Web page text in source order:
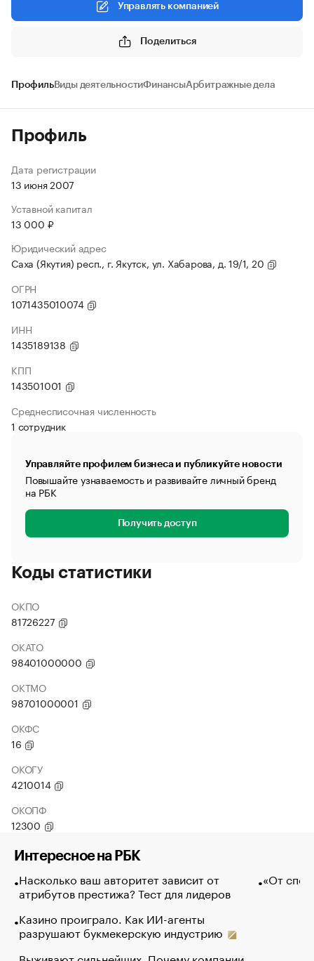
Управлять компанией
Поделиться
ПрофильВиды деятельностиФинансыАрбитражные дела
Профиль
Дата регистрации
13 июня 2007
Уставной капитал
13 000 ₽
Юридический адрес
Саха (Якутия) респ., г. Якутск, ул. Хабарова, д. 19/1, 20
ОГРН
1071435010074
ИНН
1435189138
КПП
143501001
Среднесписочная численность
1 сотрудник
Управляйте профилем бизнеса и публикуйте новости
Повышайте узнаваемость и развивайте личный бренд
на РБК
Получить доступ
Коды статистики
ОКПО
81726227
ОКАТО
98401000000
ОКТМО
98701000001
ОКФС
16
ОКОГУ
4210014
ОКОПФ
12300
Интересное на РБК
Насколько ваш авторитет зависит от
атрибутов престижа? Тест для лидеров
Казино проиграло. Как ИИ-агенты
разрушают букмекерскую индустрию
«От